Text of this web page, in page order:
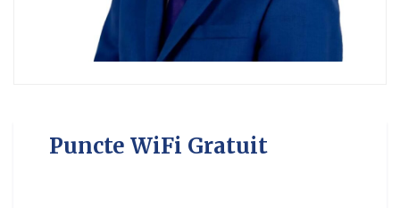
Puncte WiFi Gratuit